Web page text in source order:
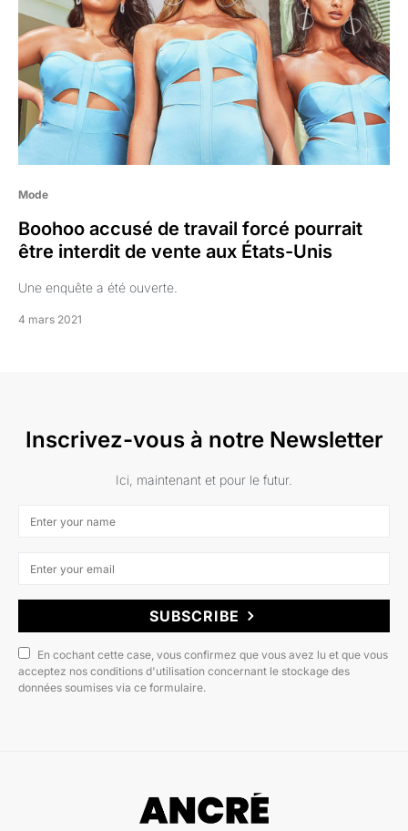
Mode
Boohoo accusé de travail forcé pourrait
être interdit de vente aux États-Unis
Une enquête a été ouverte.
4 mars 2021
Inscrivez-vous à notre Newsletter
Ici, maintenant et pour le futur.
SUBSCRIBE
En cochant cette case, vous confirmez que vous avez lu et que vous
acceptez nos conditions d'utilisation concernant le stockage des
données soumises via ce formulaire.